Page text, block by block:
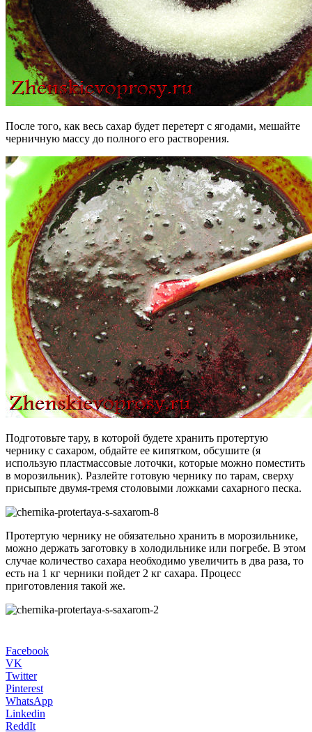
После того, как весь сахар будет перетерт с ягодами, мешайте
черничную массу до полного его растворения.
Подготовьте тару, в которой будете хранить протертую
чернику с сахаром, обдайте ее кипятком, обсушите (я
использую пластмассовые лоточки, которые можно поместить
в морозильник). Разлейте готовую чернику по тарам, сверху
присыпьте двумя-тремя столовыми ложками сахарного песка.
Протертую чернику не обязательно хранить в морозильнике,
можно держать заготовку в холодильнике или погребе. В этом
случае количество сахара необходимо увеличить в два раза, то
есть на 1 кг черники пойдет 2 кг сахара. Процесс
приготовления такой же.
Facebook
VK
Twitter
Pinterest
WhatsApp
Linkedin
ReddIt